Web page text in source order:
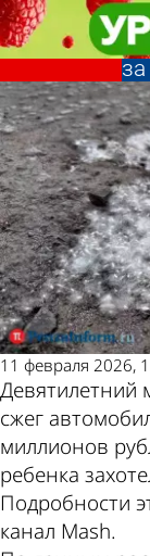
В
В стране и
мире
11 февраля 2026,
Девятилетний
сжег
миллионов
ребенка
Подробности
канал Mash.
В
В стране и
мире
по